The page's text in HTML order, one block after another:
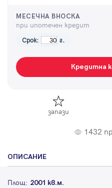
МЕСЕЧНА ВНОСКА
при ипотечен кредит
Срок: г.
Кредитна
запази
1432
ОПИСАНИЕ
Площ: 2001 кв.м.